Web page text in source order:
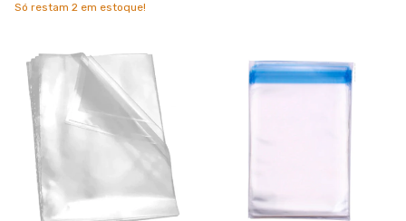
Só restam 2 em estoque!